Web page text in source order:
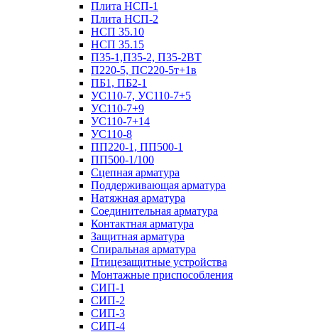
Плита НСП-1
Плита НСП-2
НСП 35.10
НСП 35.15
П35-1,П35-2, П35-2ВТ
П220-5, ПС220-5т+1в
ПБ1, ПБ2-1
УС110-7, УС110-7+5
УС110-7+9
УС110-7+14
УС110-8
ПП220-1, ПП500-1
ПП500-1/100
Сцепная арматура
Поддерживающая арматура
Натяжная арматура
Соединительная арматура
Контактная арматура
Защитная арматура
Спиральная арматура
Птицезащитные устройства
Монтажные приспособления
СИП-1
СИП-2
СИП-3
СИП-4